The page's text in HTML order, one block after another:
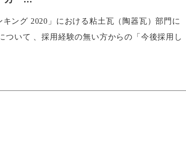
ング 2020」における粘土瓦（陶器瓦）部門に
ついて 、採用経験の無い方からの「今後採用し